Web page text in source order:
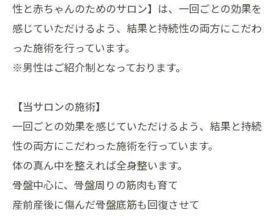
性と赤ちゃんのためのサロン】は、一回ごとの効果を
感じていただけるよう、結果と持続性の両方にこだわ
った施術を行っています。
※男性はご紹介制となっております。
【当サロンの施術】
一回ごとの効果を感じていただけるよう、結果と持続
性の両方にこだわった施術を行っています。
体の真ん中を整えれば全身整います。
骨盤中心に、骨盤周りの筋肉も育て
産前産後に傷んだ骨盤底筋も回復させて